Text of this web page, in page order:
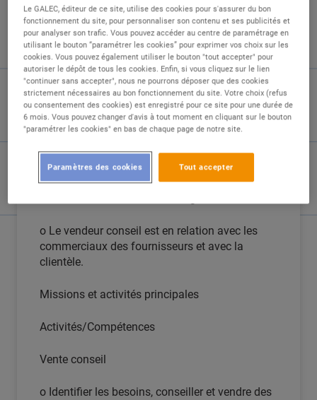
du magasin. Il identifie le besoin du client et le
conseille dans l'utilisation et l'entretien des
produits proposés à la vente.
Relations internes/externes
o Le vendeur conseil est sous la responsabilité
hiérarchique du responsable de rayon, du
responsable de secteur ou du directeur de
magasin.
o Il a des relations fonctionnelles avec
o Le vendeur conseil est en relation avec les
commerciaux des fournisseurs et avec la
clientèle.
Missions et activités principales
Activités/Compétences
Vente conseil
o Identifier les besoins, conseiller et vendre des
Le GALEC, éditeur de ce site, utilise des cookies pour s'assurer du bon
fonctionnement du site, pour personnaliser son contenu et ses publicités et
pour analyser son trafic. Vous pouvez accéder au centre de paramétrage en
utilisant le bouton “paramétrer les cookies” pour exprimer vos choix sur les
cookies. Vous pouvez également utiliser le bouton "tout accepter" pour
autoriser le dépôt de tous les cookies. Enfin, si vous cliquez sur le lien
"continuer sans accepter", nous ne pourrons déposer que des cookies
strictement nécessaires au bon fonctionnement du site. Votre choix (refus
ou consentement des cookies) est enregistré pour ce site pour une durée de
6 mois. Vous pouvez changer d'avis à tout moment en cliquant sur le bouton
"paramétrer les cookies" en bas de chaque page de notre site.
Tout accepter
Paramètres des cookies